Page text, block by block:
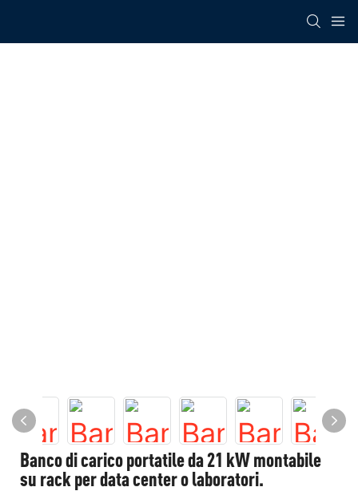
Banco di carico portatile da 21 kW montabile
su rack per data center o laboratori.